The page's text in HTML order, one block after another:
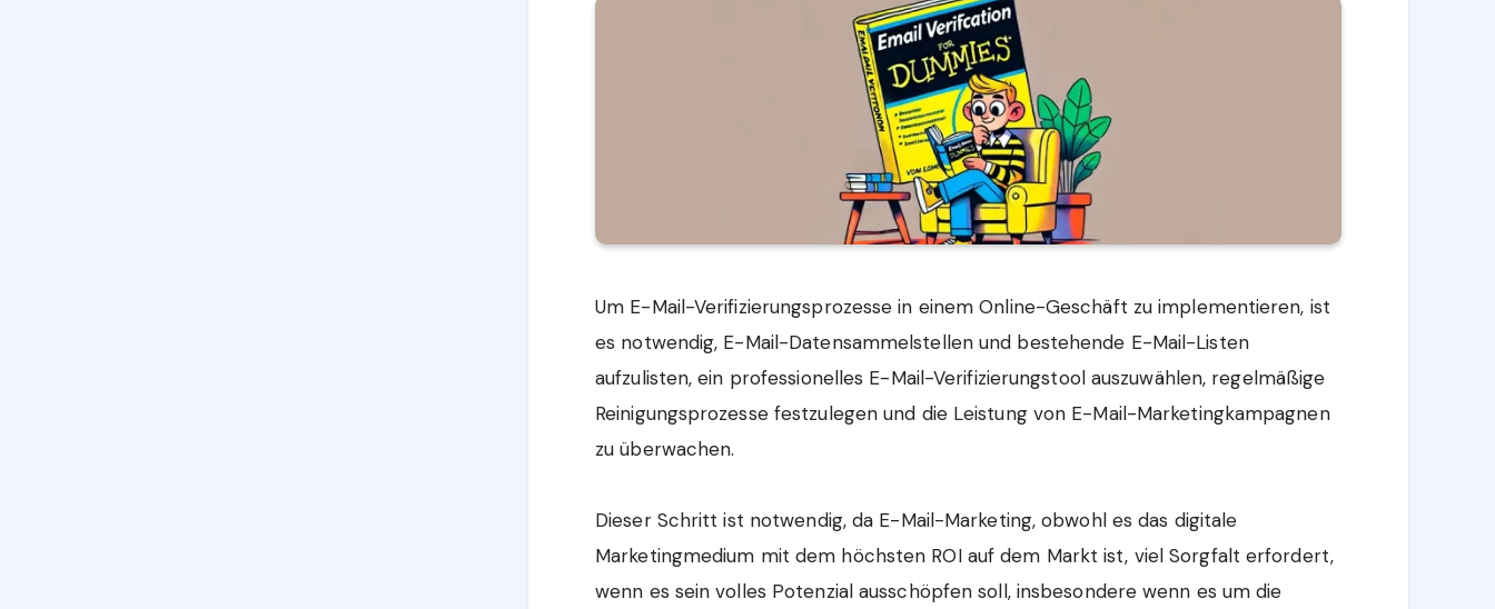
Um E-Mail-Verifizierungsprozesse in einem Online-Geschäft zu implementieren, ist
es notwendig, E-Mail-Datensammelstellen und bestehende E-Mail-Listen
aufzulisten, ein professionelles E-Mail-Verifizierungstool auszuwählen, regelmäßige
Reinigungsprozesse festzulegen und die Leistung von E-Mail-Marketingkampagnen
zu überwachen.
Dieser Schritt ist notwendig, da E-Mail-Marketing, obwohl es das digitale
Marketingmedium mit dem höchsten ROI auf dem Markt ist, viel Sorgfalt erfordert,
wenn es sein volles Potenzial ausschöpfen soll, insbesondere wenn es um die